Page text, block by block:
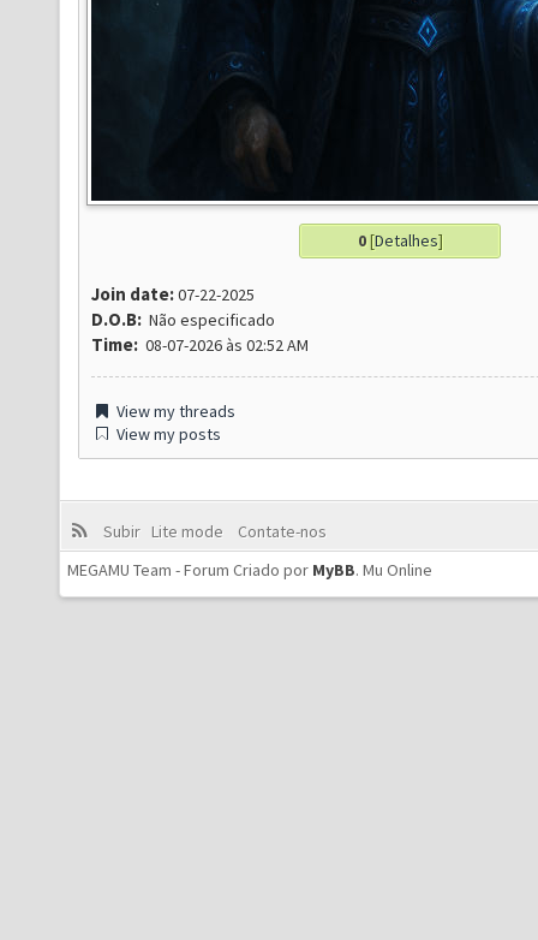
0[Detalhes]
Join date:07-22-2025
D.O.B: Não especificado
Time: 08-07-2026 às 02:52 AM
View my threads
View my posts
Subir Lite mode
Contate-nos
MEGAMU Team - Forum Criado por MyBB. Mu Online